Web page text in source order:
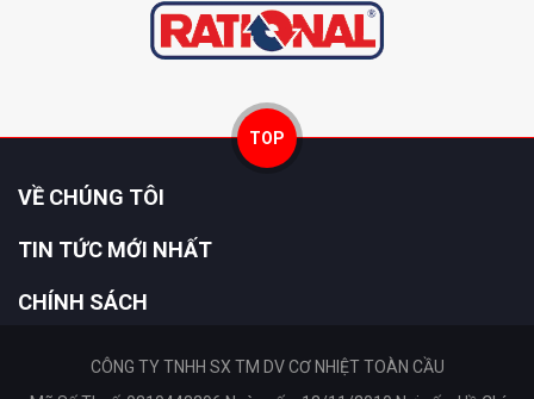
TOP
VỀ CHÚNG TÔI
TIN TỨC MỚI NHẤT
CHÍNH SÁCH
CÔNG TY TNHH SX TM DV CƠ NHIỆT TOÀN CẦU